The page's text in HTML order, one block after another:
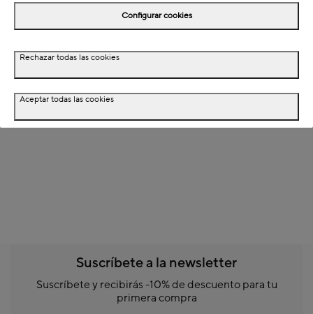
Detalles del producto
Suscríbete a la newsletter
Suscríbete y recibirás -10% de descuento para tu
primera compra
Configurar cookies
Rechazar todas las cookies
Aceptar todas las cookies